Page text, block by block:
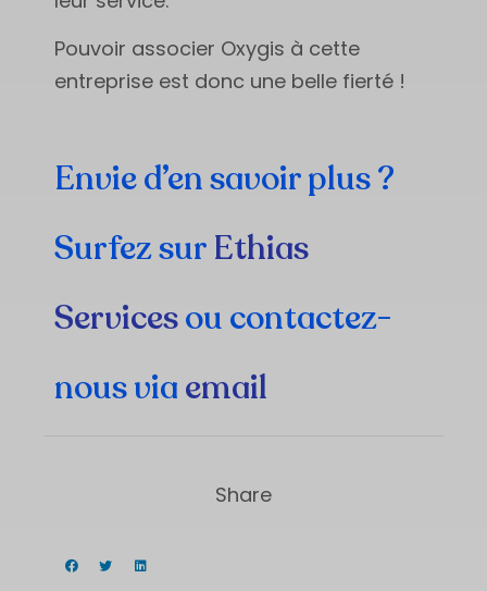
Pouvoir associer Oxygis à cette
entreprise est donc une belle fierté !
Envie d’en savoir plus ?
Surfez surEthias
Servicesou contactez-
nous viaemail
Share